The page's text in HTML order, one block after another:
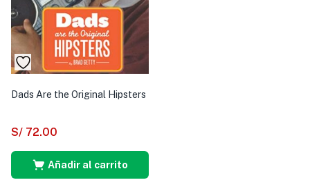
Dads Are the Original Hipsters
S/ 72.00
Añadir al carrito